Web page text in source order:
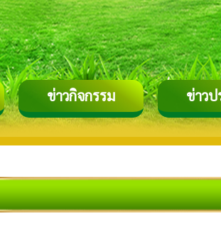
ข่าวกิจกรรม ข่าว